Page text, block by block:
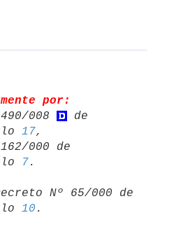
por:
008
de
17,
7
Nº 65/000 de
10